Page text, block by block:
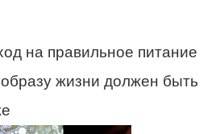
на правильное питание
жизни должен быть